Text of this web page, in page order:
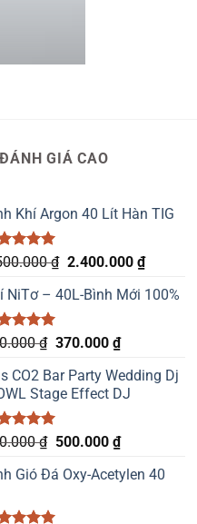
GIÁ CAO
Khí Argon 40 Lít Hàn TIG
xếp ₫ Giá
là:
2.400.000 ₫Giá
tại
NiTơ – 40L-Bình Mới 100%
xếp
5.00
₫ Giá
là:
390.000 ₫.
370.000 ₫Giá
tại
là:
CO2 Bar Party Wedding Dj
Stage Effect DJ
xếp
5.00
₫ Giá
là:
500.000 ₫Giá
tại
Gió Đá Oxy-Acetylen 40